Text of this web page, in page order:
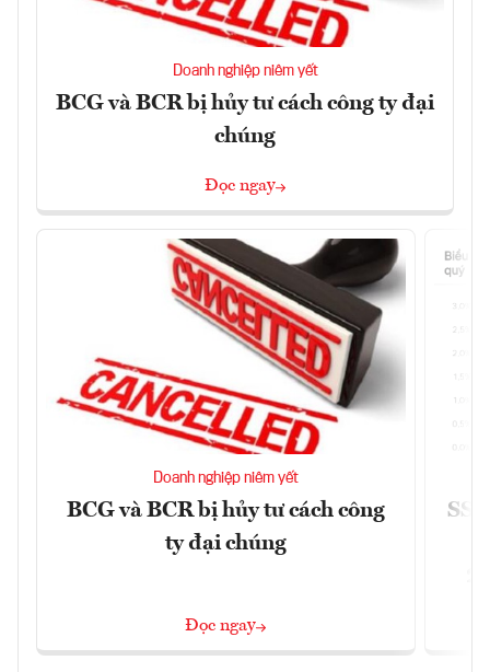
Doanh nghiệp niêm yết
BCG và BCR bị hủy tư cách công ty đại
chúng
Đọc ngay
Doanh nghiệp niêm yết
BCG và BCR bị hủy tư cách công
ty đại chúng
Đọc ngay
SSI